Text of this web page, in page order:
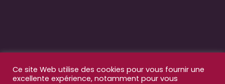
Ce site Web utilise des cookies pour vous fournir une
excellente expérience, notamment pour vous